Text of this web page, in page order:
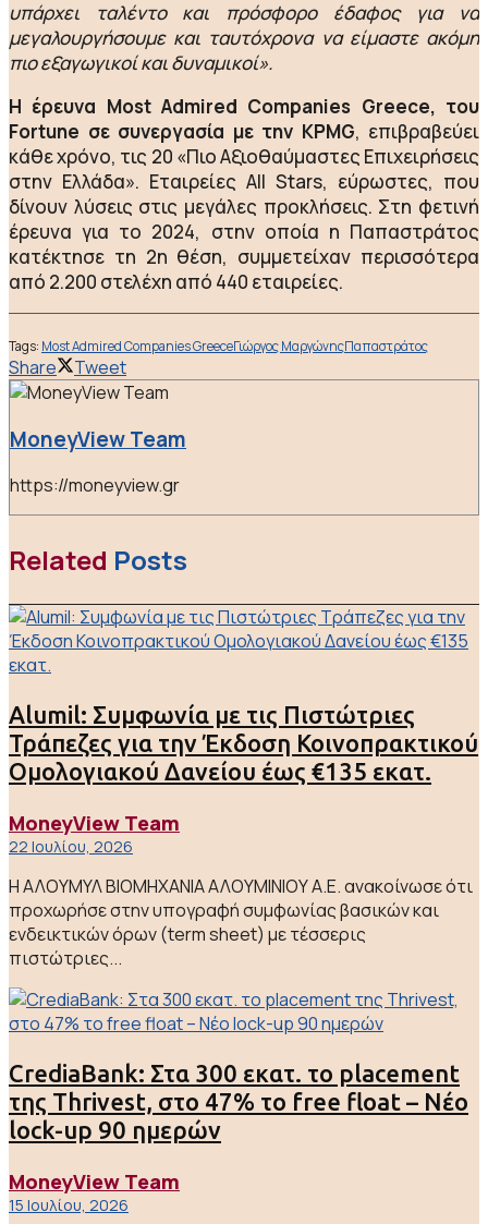
υπάρχει ταλέντο και πρόσφορο έδαφος για να
μεγαλουργήσουμε και ταυτόχρονα να είμαστε ακόμη
πιο εξαγωγικοί και δυναμικοί».
Η έρευνα Most Admired Companies Greece, του
Fortune σε συνεργασία με την KPMG, επιβραβεύει
κάθε χρόνο, τις 20 «Πιο Αξιοθαύμαστες Επιχειρήσεις
στην Ελλάδα». Εταιρείες Αll Stars, εύρωστες, που
δίνουν λύσεις στις μεγάλες προκλήσεις. Στη φετινή
έρευνα για το 2024, στην οποία η Παπαστράτος
κατέκτησε τη 2η θέση, συμμετείχαν περισσότερα
από 2.200 στελέχη από 440 εταιρείες.
Tags: Most Admired Companies GreeceΓιώργος ΜαργώνηςΠαπαστράτος
Share Tweet
MoneyView Team
https://moneyview.gr
Related Posts
Alumil: Συμφωνία με τις Πιστώτριες
Τράπεζες για την Έκδοση Κοινοπρακτικού
Ομολογιακού Δανείου έως €135 εκατ.
MoneyView Team
22 Ιουλίου, 2026
Η ΑΛΟΥΜΥΛ ΒΙΟΜΗΧΑΝΙΑ ΑΛΟΥΜΙΝΙΟΥ Α.Ε. ανακοίνωσε ότι
προχωρήσε στην υπογραφή συμφωνίας βασικών και
ενδεικτικών όρων (term sheet) με τέσσερις
πιστώτριες...
CrediaBank: Στα 300 εκατ. το placement
της Thrivest, στο 47% το free float – Νέο
lock-up 90 ημερών
MoneyView Team
15 Ιουλίου, 2026